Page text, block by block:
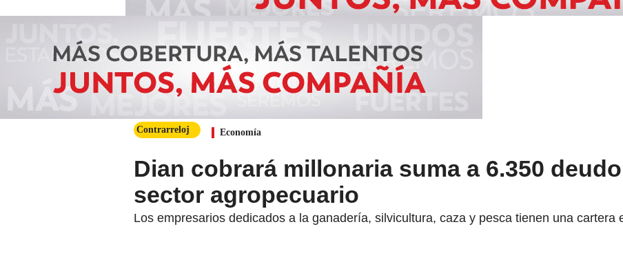
Contrarreloj Economía
Dian cobrará millonaria suma a 6.350
sector agropecuario
Los empresarios dedicados a la ganadería, silvicultura, caza y pesca tienen una